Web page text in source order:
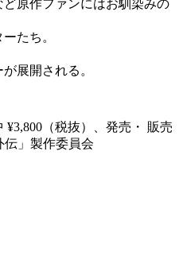
原作ファンにはお馴染みの
たち。
展開される。
¥3,800（税抜）、発売・ 販売
伝」製作委員会